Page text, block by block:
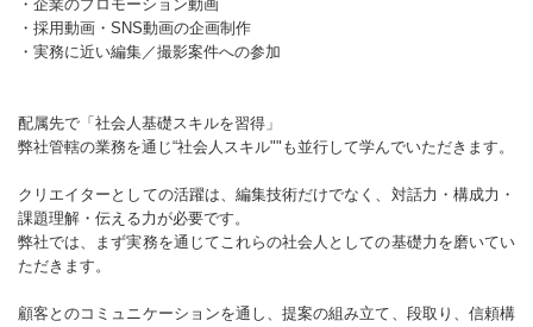
・企業のプロモーション動画
・採用動画・SNS動画の企画制作
・実務に近い編集／撮影案件への参加
配属先で「社会人基礎スキルを習得」
弊社管轄の業務を通じ“社会人スキル""も並行して学んでいただきます。
クリエイターとしての活躍は、編集技術だけでなく、対話力・構成力・
課題理解・伝える力が必要です。
弊社では、まず実務を通じてこれらの社会人としての基礎力を磨いてい
ただきます。
顧客とのコミュニケーションを通し、提案の組み立て、段取り、信頼構